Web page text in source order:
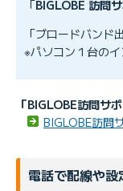
「BIGLOBE 訪問
「ブロードバン
※パソコン１台の
「BIGLOBE訪問サ
BIGLOBE訪問
電話で配線や